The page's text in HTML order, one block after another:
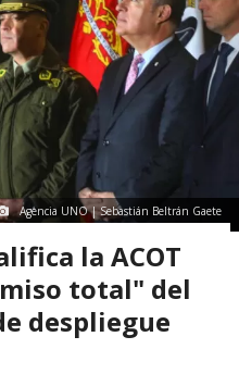
Agencia UNO | Sebastián Beltrán Gaete
la ACOT
total" del
despliegue